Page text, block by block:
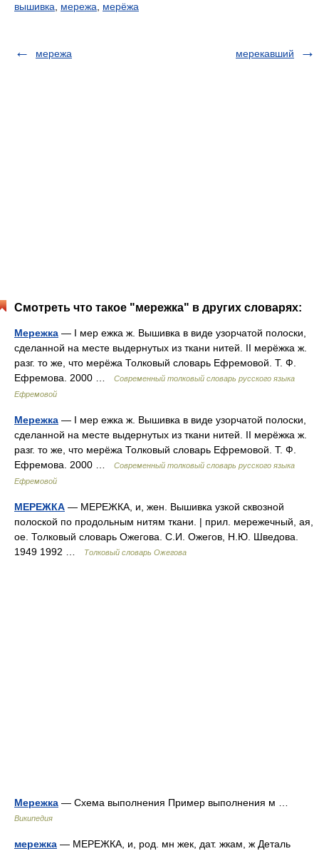
вышивка
мережа мерёжа
мережа мерекавший
Смотреть что такое "мережка" в других словарях:
Мережка — I мер ежка ж. Вышивка в виде узорчатой полоски,
сделанной на месте выдернутых из ткани нитей. II мерёжка ж.
разг. то же, что мерёжа Толковый словарь Ефремовой. Т. Ф.
Ефремова. 2000 …
Современный толковый словарь русского языка
Ефремовой
Мережка — I мер ежка ж. Вышивка в виде узорчатой полоски,
сделанной на месте выдернутых из ткани нитей. II мерёжка ж.
разг. то же, что мерёжа Толковый словарь Ефремовой. Т. Ф.
Ефремова. 2000 …
Современный толковый словарь русского языка
Ефремовой
МЕРЕЖКА — МЕРЕЖКА, и, жен. Вышивка узкой сквозной
полоской по продольным нитям ткани. | прил. мережечный, ая,
ое. Толковый словарь Ожегова. С.И. Ожегов, Н.Ю. Шведова.
1949 1992 …
Толковый словарь Ожегова
Мережка — Схема выполнения Пример выполнения м …
Википедия
мережка — МЕРЕЖКА, и, род. мн жек, дат. жкам, ж Деталь